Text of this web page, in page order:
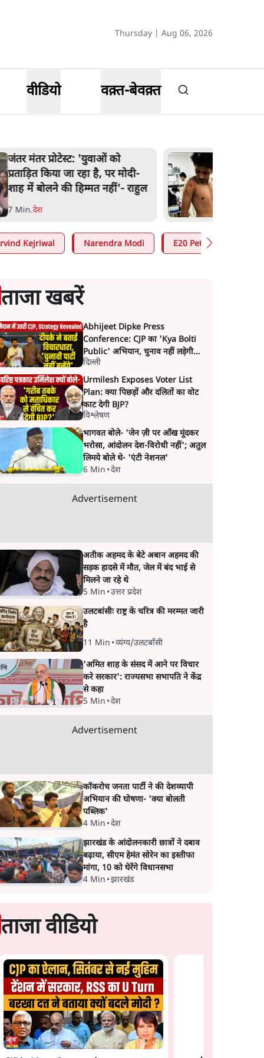
Thursday | Aug 06, 2026
वीडियो वक़्त-बेवक़्त
पेंटर प्रशांत की दर्दनाक दास्तान- जंतर
मंतर पर पैलेट गन से 5 नहीं, 6 लोग
घायल हुए
6 Min.देश
Kejriwal Narendra Modi E20 Petrol Controversy
ताजा खबरें
Abhijeet Dipke Press
Conference: CJP का 'Kya Bolti
Public' अभियान, चुनाव नहीं लड़ेगी
CJP!
दिल्ली
Urmilesh Exposes Voter List
Plan: क्या पिछड़ों और दलितों का वोट
काट देगी BJP?
विश्लेषण
भागवत बोले- 'जेन ज़ी पर आँख मूंदकर
भरोसा, आंदोलन देश-विरोधी नहीं'; अतुल
लिमये बोले थे- 'एंटी नेशनल'
6 Min •देश
Advertisement
अतीक अहमद के बेटे अबान अहमद की
सड़क हादसे में मौत, जेल में बंद भाई से
मिलने जा रहे थे
5 Min •उत्तर प्रदेश
उलटबांसीः राष्ट्र के चरित्र की मरम्मत जारी
है
11 Min •व्यंग्य/उलटबाँसी
'अमित शाह के संसद में आने पर विचार
करे सरकार': राज्यसभा सभापति ने केंद्र
से कहा
5 Min •देश
Advertisement
कॉकरोच जनता पार्टी ने की देशव्यापी
अभियान की घोषणा- 'क्या बोलती
पब्लिक'
4 Min •देश
झारखंड के आंदोलनकारी छात्रों ने दबाव
बढ़ाया, सीएम हेमंत सोरेन का इस्तीफा
मांगा, 10 को घेरेंगे विधानसभा
4 Min •झारखंड
ताजा वीडियो